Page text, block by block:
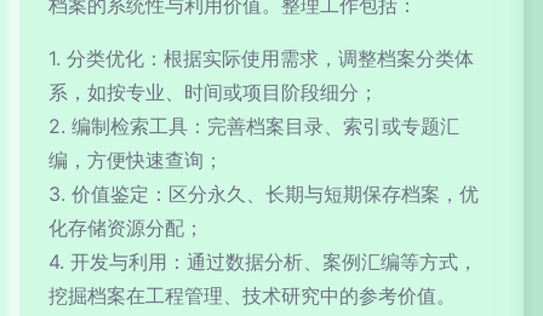
档案的系统性与利用价值。整理工作包括：
1. 分类优化：根据实际使用需求，调整档案分类体
系，如按专业、时间或项目阶段细分；
2. 编制检索工具：完善档案目录、索引或专题汇
编，方便快速查询；
3. 价值鉴定：区分永久、长期与短期保存档案，优
化存储资源分配；
4. 开发与利用：通过数据分析、案例汇编等方式，
挖掘档案在工程管理、技术研究中的参考价值。